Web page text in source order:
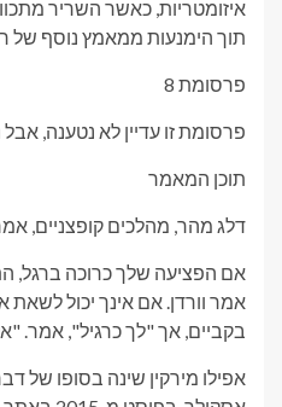
איזומטריות, כאשר השריר
תוך הימנעות ממאמץ נוסף של
פרסומת 8
פרסומת זו עדיין לא נטענה,
תוכן המאמר
דלג מהר, מהלכים קופצניים,
אם הפציעה שלך כרוכה ברגל,
אמר וורדן. אם אינך יכול
בקביים, אך "לך כרגיל", אמר.